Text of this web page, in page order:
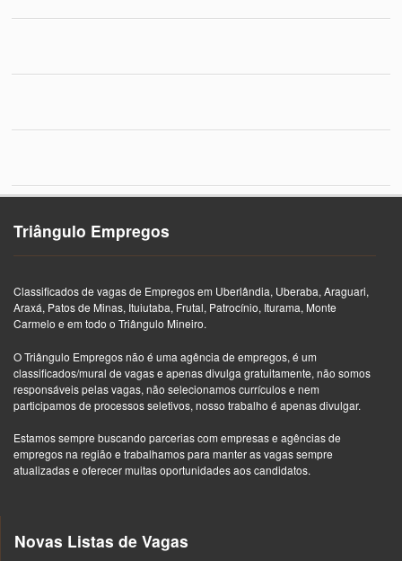
Triângulo Empregos
Classificados de vagas de Empregos em Uberlândia, Uberaba, Araguari,
Araxá, Patos de Minas, Ituiutaba, Frutal, Patrocínio, Iturama, Monte
Carmelo e em todo o Triângulo Mineiro.
O Triângulo Empregos não é uma agência de empregos, é um
classificados/mural de vagas e apenas divulga gratuitamente, não somos
responsáveis pelas vagas, não selecionamos currículos e nem
participamos de processos seletivos, nosso trabalho é apenas divulgar.
Estamos sempre buscando parcerias com empresas e agências de
empregos na região e trabalhamos para manter as vagas sempre
atualizadas e oferecer muitas oportunidades aos candidatos.
Novas Listas de Vagas